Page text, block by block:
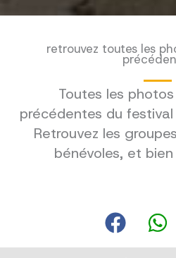
retrouvez toutes les
Toutes les
précédentes du festival
Retrouvez les
bénévoles, et